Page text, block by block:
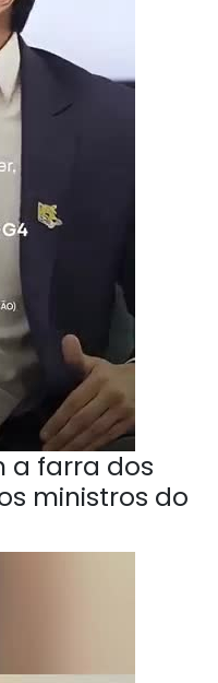
a farra dos
ministros do